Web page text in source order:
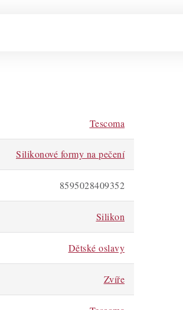
Tescoma
Silikonové formy na pečení
8595028409352
Silikon
Dětské oslavy
Zvíře